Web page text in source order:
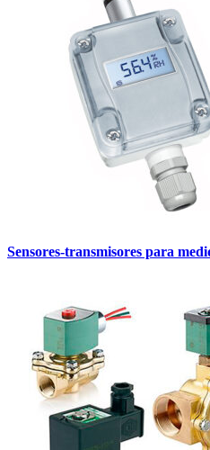
Sensores-transmisores para